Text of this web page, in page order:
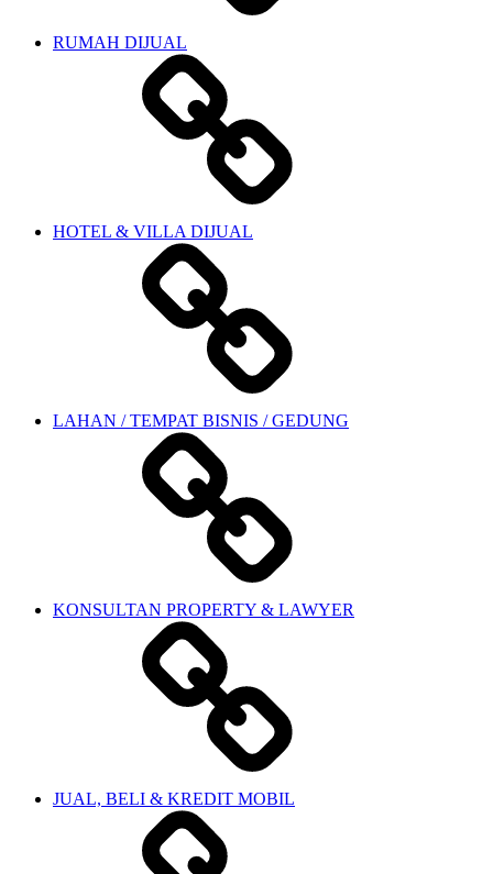
RUMAH DIJUAL
HOTEL & VILLA DIJUAL
LAHAN / TEMPAT BISNIS / GEDUNG
KONSULTAN PROPERTY & LAWYER
JUAL, BELI & KREDIT MOBIL